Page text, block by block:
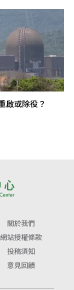
啟或除役？
關於我們
網站授權條款
投稿須知
意見回饋